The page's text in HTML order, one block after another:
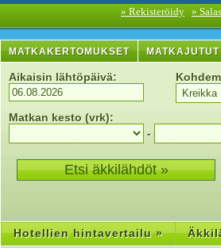
» Rekisteröidy »
MATKAKERTOMUKSET MATKAJUTUT
Aikaisin lähtöpäivä:
Matkan kesto (vrk):
-
Hotellien hintavertailu »